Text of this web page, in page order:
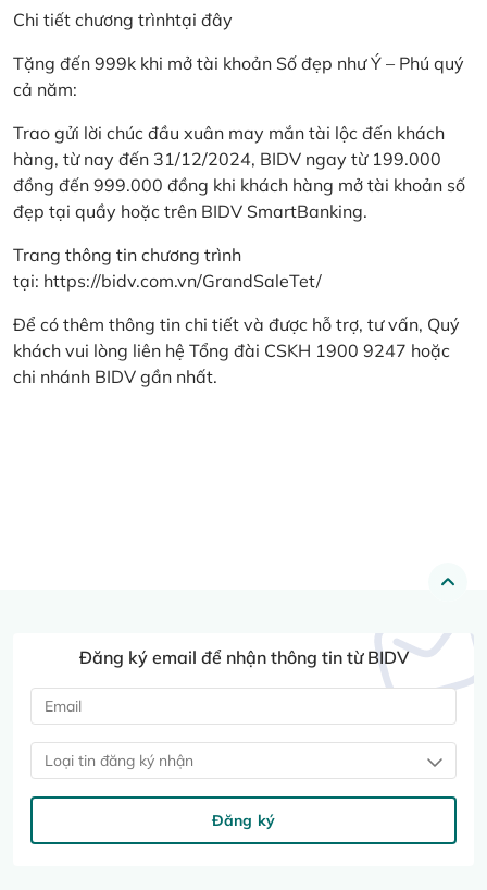
Chi tiết chương trìnhtại đây
Tặng đến 999k khi mở tài khoản Số đẹp như Ý – Phú quý
cả năm:
Trao gửi lời chúc đầu xuân may mắn tài lộc đến khách
hàng, từ nay đến 31/12/2024, BIDV ngay từ 199.000
đồng đến 999.000 đồng khi khách hàng mở tài khoản số
đẹp tại quầy hoặc trên BIDV SmartBanking.
Trang thông tin chương trình
tại: https://bidv.com.vn/GrandSaleTet/
Để có thêm thông tin chi tiết và được hỗ trợ, tư vấn, Quý
khách vui lòng liên hệ Tổng đài CSKH 1900 9247 hoặc
chi nhánh BIDV gần nhất.
Đăng ký email để nhận thông tin từ BIDV
Loại tin đăng ký nhận
Đăng ký